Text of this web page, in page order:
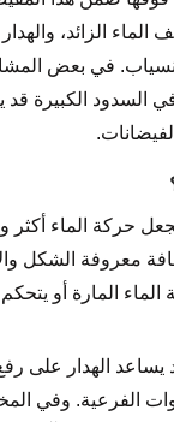
الزائد،
في بعض
السدود الكبيرة
حركة الماء
معروفة الشكل
المارة أو
يساعد الهدار على
الفرعية. وفي